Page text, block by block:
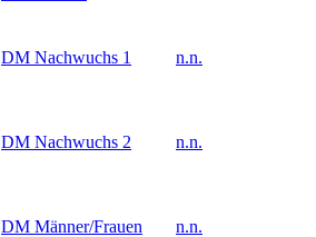
DM Nachwuchs 1 n.n.
DM Nachwuchs 2 n.n.
DM Männer/Frauen n.n.